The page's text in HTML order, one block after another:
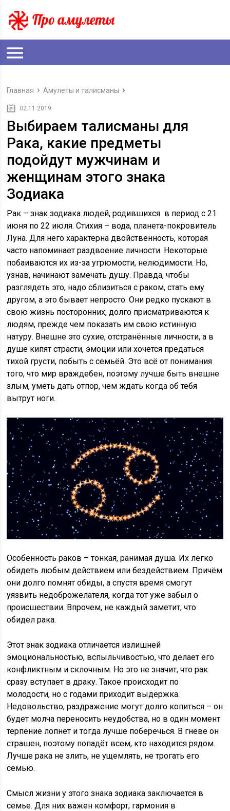
Главная Амулеты и талисманы
02.11.2019
Выбираем талисманы для
Рака, какие предметы
подойдут мужчинам и
женщинам этого знака
Зодиака
Рак – знак зодиака людей, родившихся в период с 21
июня по 22 июля. Стихия – вода, планета-покровитель
Луна. Для него характерна двойственность, которая
часто напоминает раздвоение личности. Некоторые
побаиваются их из-за угрюмости, нелюдимости. Но,
узнав, начинают замечать душу. Правда, чтобы
разглядеть это, надо сблизиться с раком, стать ему
другом, а это бывает непросто. Они редко пускают в
свою жизнь посторонних, долго присматриваются к
людям, прежде чем показать им свою истинную
натуру. Внешне это сухие, отстранённые личности, а в
душе кипят страсти, эмоции или хочется предаться
тихой грусти, побыть с семьёй. Это всё от понимания
того, что мир враждебен, поэтому лучше быть внешне
злым, уметь дать отпор, чем ждать когда об тебя
вытрут ноги.
Особенность раков – тонкая, ранимая душа. Их легко
обидеть любым действием или бездействием. Причём
они долго помнят обиды, а спустя время смогут
уязвить недоброжелателя, когда тот уже забыл о
происшествии. Впрочем, не каждый заметит, что
обидел рака.
Этот знак зодиака отличается излишней
эмоциональностью, вспыльчивостью, что делает его
конфликтным и склочным. Но это не значит, что рак
сразу вступает в драку. Такое происходит по
молодости, но с годами приходит выдержка.
Недовольство, раздражение могут долго копиться – он
будет молча переносить неудобства, но в один момент
терпение лопнет и тогда лучше поберечься. В гневе он
страшен, поэтому попадёт всем, кто находится рядом.
Лучше рака не злить, не ущемлять, не трогать его
семью.
Смысл жизни у этого знака зодиака заключается в
семье. Для них важен комфорт, гармония в